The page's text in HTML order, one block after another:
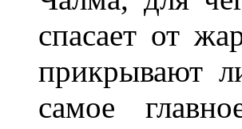
спасает от
прикрывают
самое